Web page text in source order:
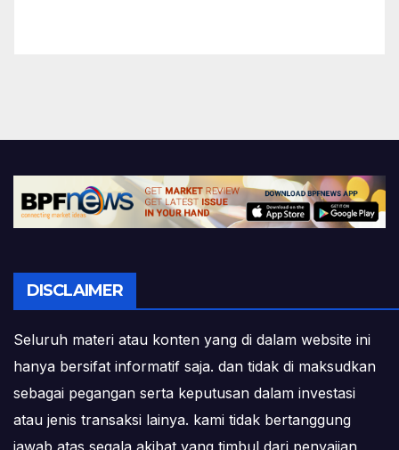
DISCLAIMER
Seluruh materi atau konten yang di dalam website ini
hanya bersifat informatif saja. dan tidak di maksudkan
sebagai pegangan serta keputusan dalam investasi
atau jenis transaksi lainya. kami tidak bertanggung